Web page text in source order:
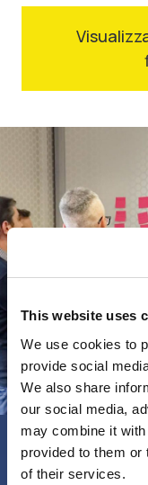
This website uses
We use cookies to
provide social
We also share
our social media,
may combine it
provided to them or
of their services.
PNO Innovation